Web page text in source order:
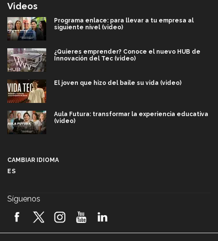
Videos
Programa enlace: para llevar a tu empresa al
siguiente nivel (video)
¿Quieres emprender? Conoce el nuevo HUB de
Innovación del Tec (video)
El joven que hizo del baile su vida (video)
Aula Futura: transformar la experiencia educativa
(video)
2026! (video)
CAMBIAR IDIOMA
ES
Síguenos